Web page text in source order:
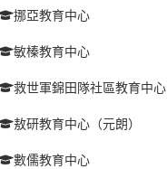
挪亞教育中心
敏榛教育中心
救世軍錦田隊社區教育中心
敖研教育中心（元朗）
數儒教育中心